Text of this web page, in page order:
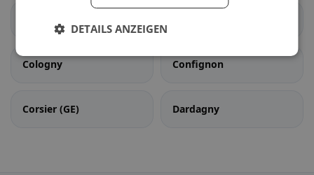
Cologny Confignon
Corsier (GE) Dardagny
DETAILS ANZEIGEN